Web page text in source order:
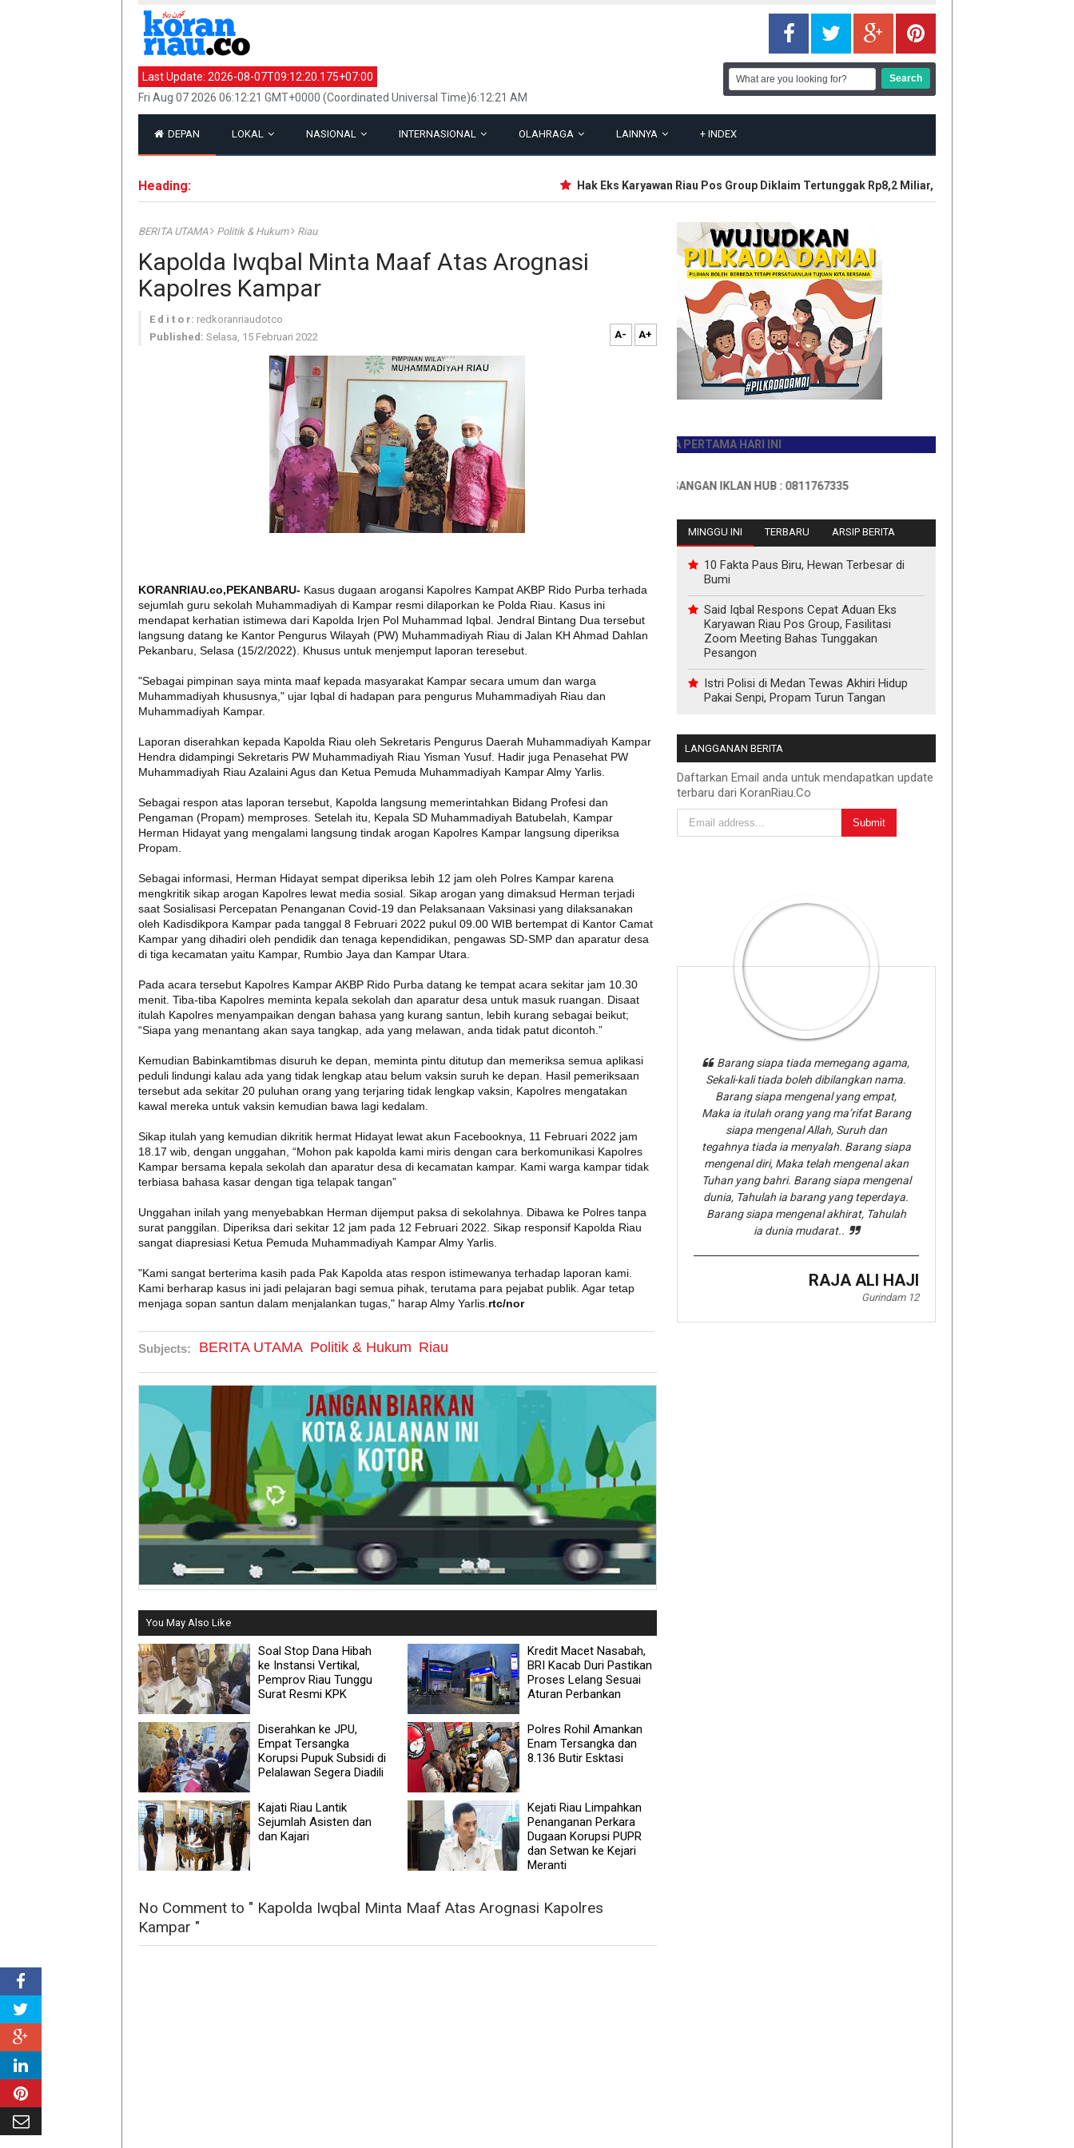
Last Update: 2026-08-07T09:12:20.175+07:00
Fri Aug 07 2026 06:12:21 GMT+0000 (Coordinated Universal Time)6:12:21 AM
DEPAN LOKAL NASIONAL INTERNASIONAL OLAHRAGA LAINNYA + INDEX
Heading: Hak Eks Karyawan Riau Pos Group Diklaim Tertunggak Rp8,2 Miliar, LBH Tuah Negeri Layangkan
BERITA UTAMA Politik & Hukum Riau
Kapolda Iwqbal Minta Maaf Atas Arognasi
Kapolres Kampar
E d i t o r: redkoranriaudotco
Published: Selasa, 15 Februari 2022 A- A+
KORANRIAU.co,PEKANBARU- Kasus dugaan arogansi Kapolres Kampat AKBP Rido Purba terhada
sejumlah guru sekolah Muhammadiyah di Kampar resmi dilaporkan ke Polda Riau. Kasus ini
mendapat kerhatian istimewa dari Kapolda Irjen Pol Muhammad Iqbal. Jendral Bintang Dua tersebut
langsung datang ke Kantor Pengurus Wilayah (PW) Muhammadiyah Riau di Jalan KH Ahmad Dahlan
Pekanbaru, Selasa (15/2/2022). Khusus untuk menjemput laporan teresebut.
"Sebagai pimpinan saya minta maaf kepada masyarakat Kampar secara umum dan warga
Muhammadiyah khususnya," ujar Iqbal di hadapan para pengurus Muhammadiyah Riau dan
Muhammadiyah Kampar.
Laporan diserahkan kepada Kapolda Riau oleh Sekretaris Pengurus Daerah Muhammadiyah Kampar
Hendra didampingi Sekretaris PW Muhammadiyah Riau Yisman Yusuf. Hadir juga Penasehat PW
Muhammadiyah Riau Azalaini Agus dan Ketua Pemuda Muhammadiyah Kampar Almy Yarlis.
Sebagai respon atas laporan tersebut, Kapolda langsung memerintahkan Bidang Profesi dan
Pengaman (Propam) memproses. Setelah itu, Kepala SD Muhammadiyah Batubelah, Kampar
Herman Hidayat yang mengalami langsung tindak arogan Kapolres Kampar langsung diperiksa
Propam.
Sebagai informasi, Herman Hidayat sempat diperiksa lebih 12 jam oleh Polres Kampar karena
mengkritik sikap arogan Kapolres lewat media sosial. Sikap arogan yang dimaksud Herman terjadi
saat Sosialisasi Percepatan Penanganan Covid-19 dan Pelaksanaan Vaksinasi yang dilaksanakan
oleh Kadisdikpora Kampar pada tanggal 8 Februari 2022 pukul 09.00 WIB bertempat di Kantor Camat
Kampar yang dihadiri oleh pendidik dan tenaga kependidikan, pengawas SD-SMP dan aparatur desa
di tiga kecamatan yaitu Kampar, Rumbio Jaya dan Kampar Utara.
Pada acara tersebut Kapolres Kampar AKBP Rido Purba datang ke tempat acara sekitar jam 10.30
menit. Tiba-tiba Kapolres meminta kepala sekolah dan aparatur desa untuk masuk ruangan. Disaat
itulah Kapolres menyampaikan dengan bahasa yang kurang santun, lebih kurang sebagai beikut;
“Siapa yang menantang akan saya tangkap, ada yang melawan, anda tidak patut dicontoh.”
Kemudian Babinkamtibmas disuruh ke depan, meminta pintu ditutup dan memeriksa semua aplikasi
peduli lindungi kalau ada yang tidak lengkap atau belum vaksin suruh ke depan. Hasil pemeriksaan
tersebut ada sekitar 20 puluhan orang yang terjaring tidak lengkap vaksin, Kapolres mengatakan
kawal mereka untuk vaksin kemudian bawa lagi kedalam.
Sikap itulah yang kemudian dikritik hermat Hidayat lewat akun Facebooknya, 11 Februari 2022 jam
18.17 wib, dengan unggahan, “Mohon pak kapolda kami miris dengan cara berkomunikasi Kapolres
Kampar bersama kepala sekolah dan aparatur desa di kecamatan kampar. Kami warga kampar tidak
terbiasa bahasa kasar dengan tiga telapak tangan”
Unggahan inilah yang menyebabkan Herman dijemput paksa di sekolahnya. Dibawa ke Polres tanpa
surat panggilan. Diperiksa dari sekitar 12 jam pada 12 Februari 2022. Sikap responsif Kapolda Riau
sangat diapresiasi Ketua Pemuda Muhammadiyah Kampar Almy Yarlis.
"Kami sangat berterima kasih pada Pak Kapolda atas respon istimewanya terhadap laporan kami.
Kami berharap kasus ini jadi pelajaran bagi semua pihak, terutama para pejabat publik. Agar tetap
menjaga sopan santun dalam menjalankan tugas," harap Almy Yarlis. rtc/nor
Subjects: BERITA UTAMA Politik & Hukum Riau
You May Also Like
Soal Stop Dana Hibah
ke Instansi Vertikal,
Pemprov Riau Tunggu
Surat Resmi KPK
Kredit Macet Nasabah,
BRI Kacab Duri Pastikan
Proses Lelang Sesuai
Aturan Perbankan
Diserahkan ke JPU,
Empat Tersangka
Korupsi Pupuk Subsidi di
Pelalawan Segera Diadili
Polres Rohil Amankan
Enam Tersangka dan
8.136 Butir Esktasi
Kajati Riau Lantik
Sejumlah Asisten dan
dan Kajari
Kejati Riau Limpahkan
Penanganan Perkara
Dugaan Korupsi PUPR
dan Setwan ke Kejari
Meranti
No Comment to " Kapolda Iwqbal Minta Maaf Atas Arognasi Kapolres
Kampar "
JADILAH PEMBACA PERTAMA HARI INI
INFO PEMASANGAN IKLAN HUB : 0811767335
MINGGU INI TERBARU ARSIP BERITA
10 Fakta Paus Biru, Hewan Terbesar di
Bumi
Said Iqbal Respons Cepat Aduan Eks
Karyawan Riau Pos Group, Fasilitasi
Zoom Meeting Bahas Tunggakan
Pesangon
Istri Polisi di Medan Tewas Akhiri Hidup
Pakai Senpi, Propam Turun Tangan
LANGGANAN BERITA
Daftarkan Email anda untuk mendapatkan update
terbaru dari KoranRiau.Co
Barang siapa tiada memegang agama,
Sekali-kali tiada boleh dibilangkan nama.
Barang siapa mengenal yang empat,
Maka ia itulah orang yang ma’rifat Barang
siapa mengenal Allah, Suruh dan
tegahnya tiada ia menyalah. Barang siapa
mengenal diri, Maka telah mengenal akan
Tuhan yang bahri. Barang siapa mengenal
dunia, Tahulah ia barang yang teperdaya.
Barang siapa mengenal akhirat, Tahulah
ia dunia mudarat..
RAJA ALI HAJI
Gurindam 12